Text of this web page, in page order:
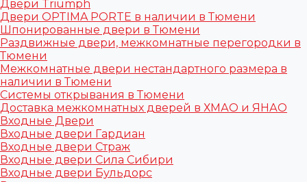
Двери Triumph
Двери OPTIMA PORTE в наличии в Тюмени
Шпонированные двери в Тюмени
Раздвижные двери, межкомнатные перегородки в
Тюмени
Межкомнатные двери нестандартного размера в
наличии в Тюмени
Системы открывания в Тюмени
Доставка межкомнатных дверей в ХМАО и ЯНАО
Входные Двери
Входные двери Гардиан
Входные двери Страж
Входные двери Сила Сибири
Входные двери Бульдорс